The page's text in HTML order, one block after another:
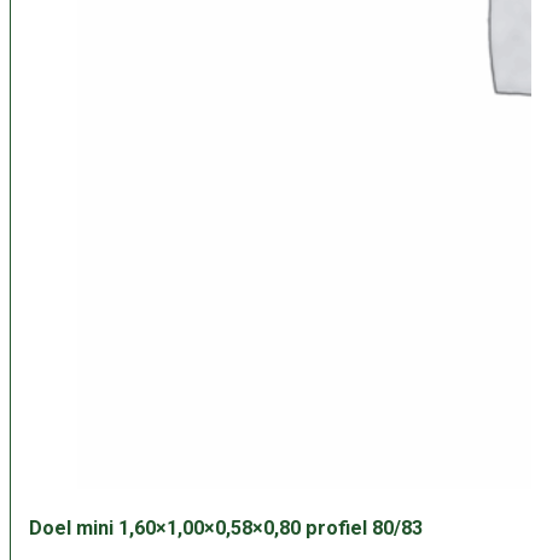
Doel mini 1,60×1,00×0,58×0,80 profiel 80/83